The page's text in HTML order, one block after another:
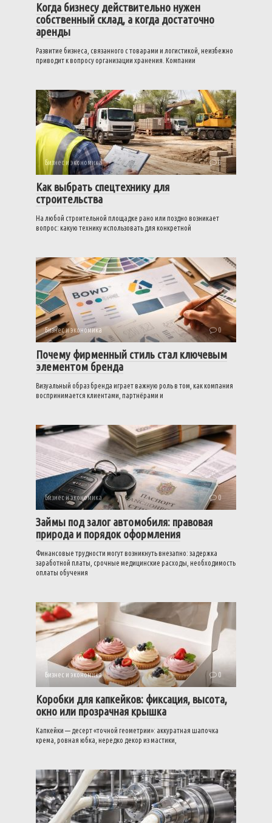
Когда бизнесу действительно нужен
собственный склад, а когда достаточно
аренды
Развитие бизнеса, связанного с товарами и логистикой, неизбежно
приводит к вопросу организации хранения. Компании
Бизнес и экономика 0
Как выбрать спецтехнику для
строительства
На любой строительной площадке рано или поздно возникает
вопрос: какую технику использовать для конкретной
Бизнес и экономика 0
Почему фирменный стиль стал ключевым
элементом бренда
Визуальный образ бренда играет важную роль в том, как компания
воспринимается клиентами, партнёрами и
Бизнес и экономика 0
Займы под залог автомобиля: правовая
природа и порядок оформления
Финансовые трудности могут возникнуть внезапно: задержка
заработной платы, срочные медицинские расходы, необходимость
оплаты обучения
Бизнес и экономика 0
Коробки для капкейков: фиксация, высота,
окно или прозрачная крышка
Капкейки — десерт «точной геометрии»: аккуратная шапочка
крема, ровная юбка, нередко декор из мастики,